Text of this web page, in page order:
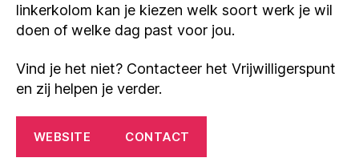
linkerkolom kan je kiezen welk soort werk je wil
doen of welke dag past voor jou.
Vind je het niet? Contacteer het Vrijwilligerspunt
en zij helpen je verder.
WEBSITE CONTACT